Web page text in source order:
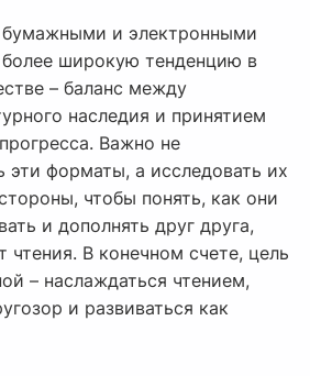
и электронными
широкую тенденцию в
– баланс между
наследия и принятием
Важно не
эти форматы, а исследовать их
чтобы понять, как они
и дополнять друг друга,
В конечном счете, цель
– наслаждаться чтением,
и развиваться как